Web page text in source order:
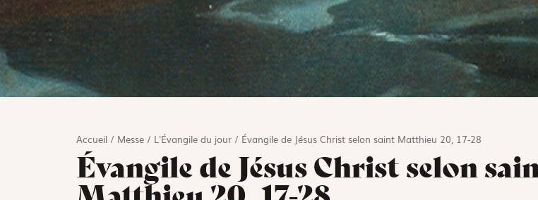
Accueil/ Messe/ L'Évangile du jour/ Évangile de Jésus Christ selon saint Matthieu 20, 17-28
Évangile de Jésus Christ selon